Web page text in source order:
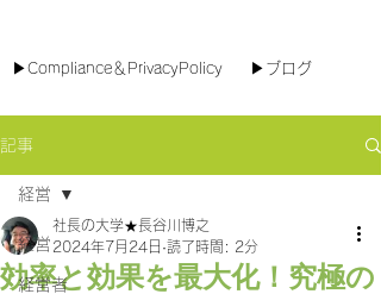
▶︎Compliance＆PrivacyPolicy ▶︎ブログ
記事
経営
経営者
経営
効率と効果を最大化！究極の
社長の大学★長谷川博之
2024年7月24日 読了時間: 2分